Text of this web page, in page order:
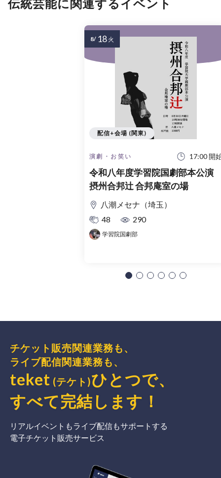
伝統芸能に関連するイベント
演劇・お笑い 17:00 開
令和八年度学習院国劇部本公
摂州合邦辻 合邦庵室の場
八潮メセナ（埼玉）
48
290
学習院国劇部
配信+会場 (関東)
8/ 18 火
チケット販売関連業務も、
ライブ配信関連業務も、
teket (テケト)ひとつで、
すべて完結 します ！
リアルイベントもライブ配信もサポートする
電子チケット販売サービス